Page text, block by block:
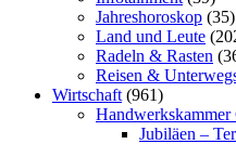
Jahreshoroskop (35)
Land und Leute
Radeln & Rasten
Reisen &
Wirtschaft (961)
Handwerkskammer
Jubiläen –